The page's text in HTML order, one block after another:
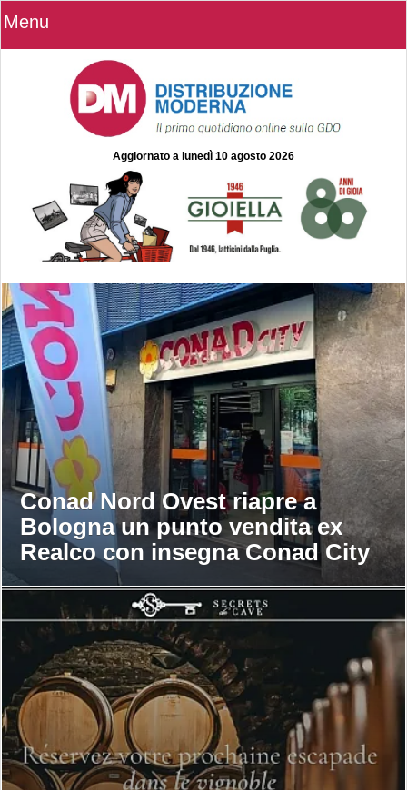
Menu
Aggiornato a lunedì 10 agosto 2026
Conad Nord Ovest riapre a
Bologna un punto vendita ex
Realco con insegna Conad City